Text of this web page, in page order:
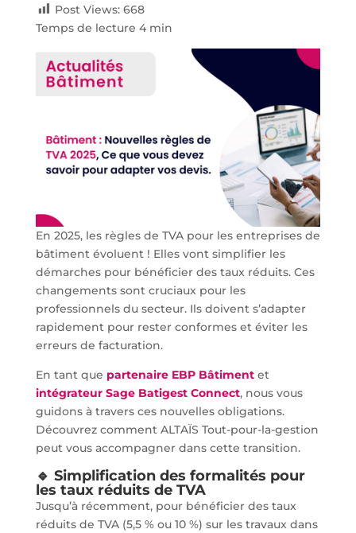
Post Views: 668
Temps de lecture 4 min
En 2025, les règles de TVA pour les entreprises de
bâtiment évoluent ! Elles vont simplifier les
démarches pour bénéficier des taux réduits. Ces
changements sont cruciaux pour les
professionnels du secteur. Ils doivent s’adapter
rapidement pour rester conformes et éviter les
erreurs de facturation.
En tant que partenaire EBP Bâtimentet
intégrateur Sage Batigest Connect, nous vous
guidons à travers ces nouvelles obligations.
Découvrez comment ALTAÏS Tout-pour-la-gestion
peut vous accompagner dans cette transition.
🔹 Simplification des formalités pour
les taux réduits de TVA
Jusqu’à récemment, pour bénéficier des taux
réduits de TVA (5,5 % ou 10 %) sur les travaux dans